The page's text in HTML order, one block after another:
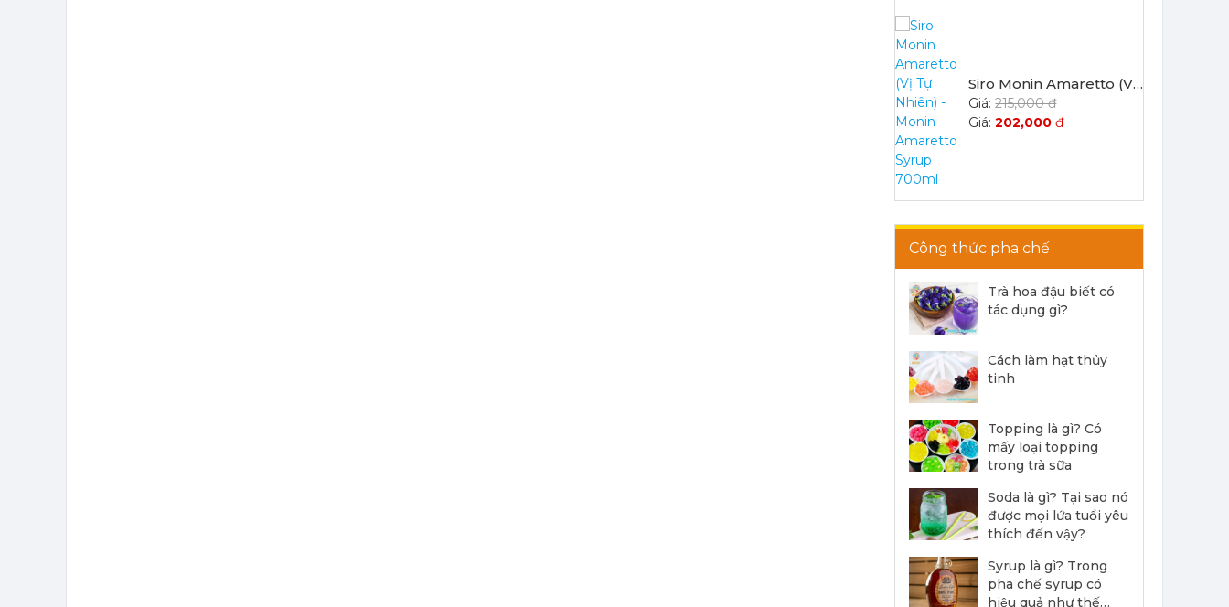
215,000 đ
202,000đ
215,000 đ
202,000đ
215,000 đ
202,000đ
Công thức pha chế
Trà hoa đậu biết có
tác dụng gì?
Cách làm hạt thủy
tinh
Topping là gì? Có
mấy loại topping
trong trà sữa
Soda là gì? Tại sao nó
được mọi lứa tuổi yêu
thích đến vậy?
Syrup là gì? Trong
pha chế syrup có
hiệu quả như thế